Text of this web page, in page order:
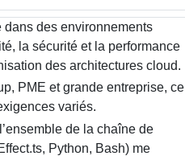
dans des environnements
la sécurité et la performance
des architectures cloud.
PME et grande entreprise, ce
variés.
de la chaîne de
Python, Bash) me